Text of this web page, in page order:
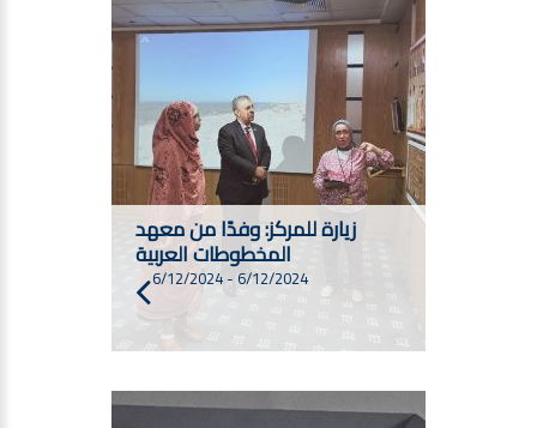
زيارة للمركز: وفدًا من معهد
المخطوطات العربية
6/12/2024
-
6/12/2024